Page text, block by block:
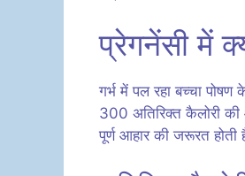
प्रेगनेंसी में
गर्भ में पल रहा बच्चा पोषण
300 अतिरिक्त कैलोरी की
पूर्ण आहार की जरूरत